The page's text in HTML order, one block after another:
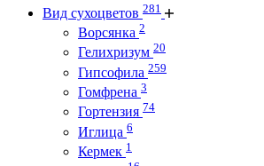
Вид сухоцветов 281
Ворсянка 2
Гелихризум 20
Гипсофила 259
Гомфрена 3
Гортензия 74
Иглица 6
Кермек 1